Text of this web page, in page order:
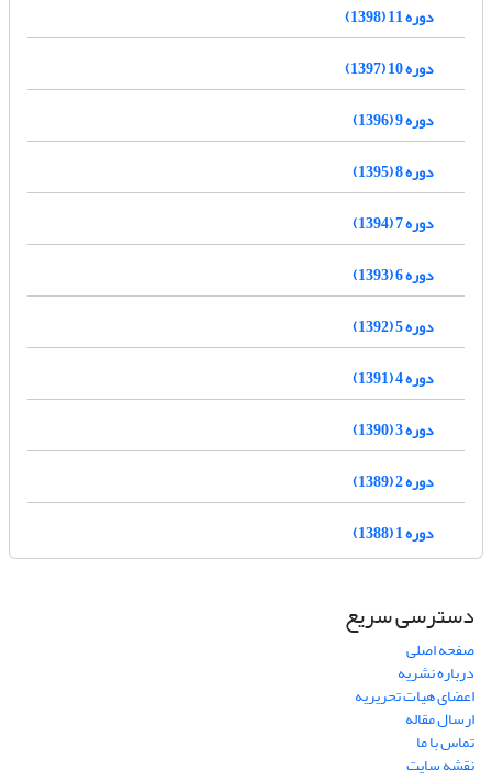
دوره 11 (1398)
دوره 10 (1397)
دوره 9 (1396)
دوره 8 (1395)
دوره 7 (1394)
دوره 6 (1393)
دوره 5 (1392)
دوره 4 (1391)
دوره 3 (1390)
دوره 2 (1389)
دوره 1 (1388)
دسترسی سریع
صفحه اصلی
درباره نشریه
اعضای هیات تحریریه
ارسال مقاله
تماس با ما
نقشه سایت